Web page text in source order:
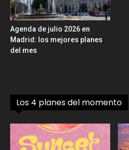
Agenda de julio 2026 en
Madrid: los mejores planes
del mes
Los 4 planes del momento